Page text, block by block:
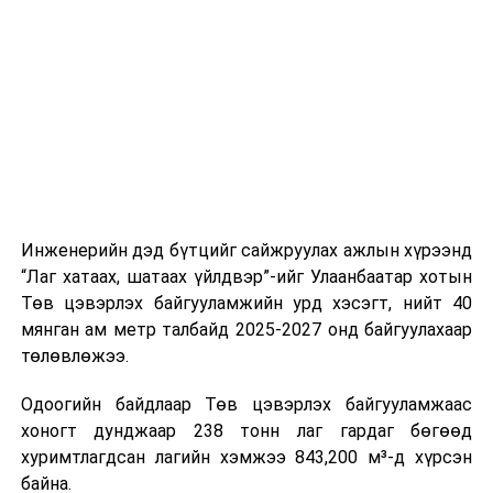
Инженерийн дэд бүтцийг сайжруулах ажлын хүрээнд
“Лаг хатаах, шатаах үйлдвэр”-ийг Улаанбаатар хотын
Төв цэвэрлэх байгууламжийн урд хэсэгт, нийт 40
мянган ам метр талбайд 2025-2027 онд байгуулахаар
төлөвлөжээ.
Одоогийн байдлаар Төв цэвэрлэх байгууламжаас
хоногт дунджаар 238 тонн лаг гардаг бөгөөд
хуримтлагдсан лагийн хэмжээ 843,200 м³-д хүрсэн
байна.